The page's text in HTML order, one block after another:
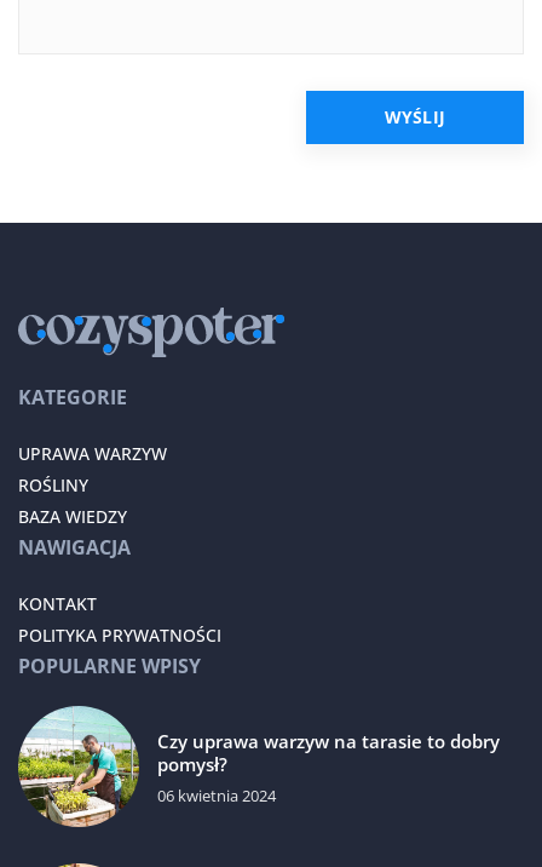
KATEGORIE
UPRAWA WARZYW
ROŚLINY
BAZA WIEDZY
NAWIGACJA
KONTAKT
POLITYKA PRYWATNOŚCI
POPULARNE WPISY
Czy uprawa warzyw na tarasie to dobry
pomysł?
06 kwietnia 2024